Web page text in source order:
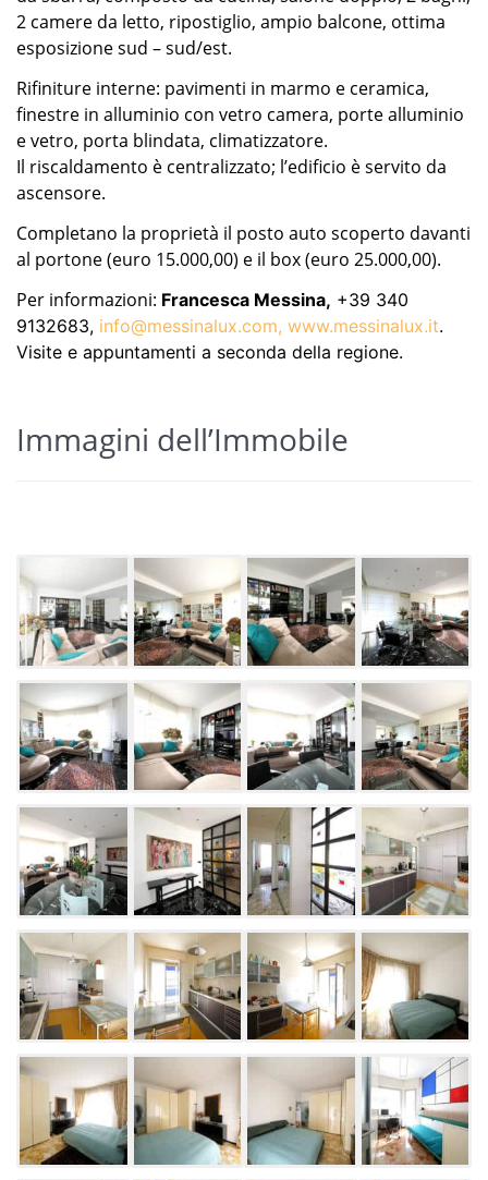
2 camere da letto, ripostiglio, ampio balcone, ottima
esposizione sud – sud/est.
Rifiniture interne: pavimenti in marmo e ceramica,
finestre in alluminio con vetro camera, porte alluminio
e vetro, porta blindata, climatizzatore.
Il riscaldamento è centralizzato; l’edificio è servito da
ascensore.
Completano la proprietà il posto auto scoperto davanti
al portone (euro 15.000,00) e il box (euro 25.000,00).
Per informazioni: Francesca Messina, +39 340
9132683, info@messinalux.com, www.messinalux.it.
Visite e appuntamenti a seconda della regione.
Immagini dell’Immobile